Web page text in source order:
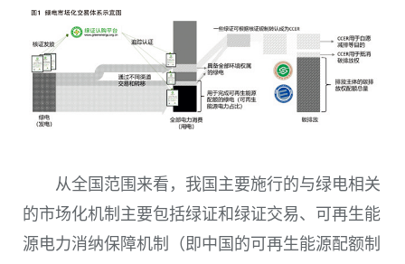
从全国范围来看，我国主要施行的与绿电相关
的市场化机制主要包括绿证和绿证交易、可再生能
源电力消纳保障机制
（即中国的可再生能源配额制